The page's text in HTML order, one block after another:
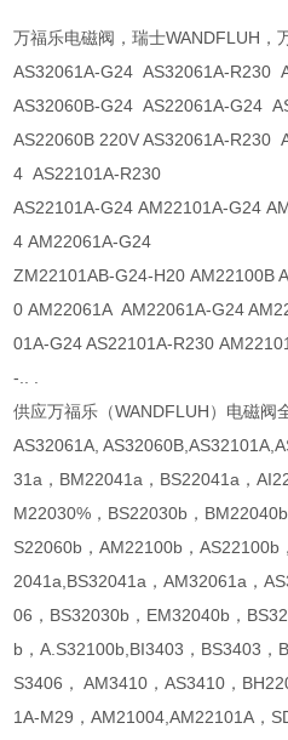
万福乐电磁阀，瑞士WANDFLUH，
AS32061A-G24 AS32061A-R230
AS32060B-G24 AS22061A-G24
AS22060B 220V AS32061A-R230
4 AS22101A-R230
AS22101A-G24 AM22101A-G24
4 AM22061A-G24
ZM22101AB-G24-H20 AM22100B
0 AM22061A AM22061A-G24
01A-G24 AS22101A-R230
-.. .
供应万福乐（WANDFLUH）电磁阀
AS32061A,
31a，BM22041a，BS22041a，
M22030%，BS22030b，
S22060b，AM22100b，AS22100b
2041a,BS32041a，AM32061a，
06，BS32030b，EM32040b，
b，A.S32100b,BI3403，BS3403，
S3406， AM3410，AS3410，
1A-M29，AM21004,AM22101A，